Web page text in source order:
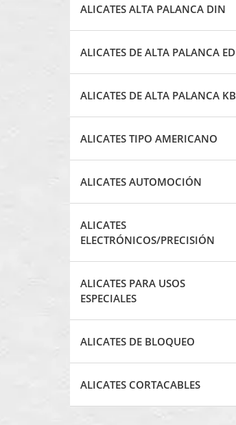
ALICATES ALTA PALANCA DIN
ALICATES DE ALTA PALANCA ED
ALICATES DE ALTA PALANCA KB
ALICATES TIPO AMERICANO
ALICATES AUTOMOCIÓN
ALICATES
ELECTRÓNICOS/PRECISIÓN
ALICATES PARA USOS
ESPECIALES
ALICATES DE BLOQUEO
ALICATES CORTACABLES